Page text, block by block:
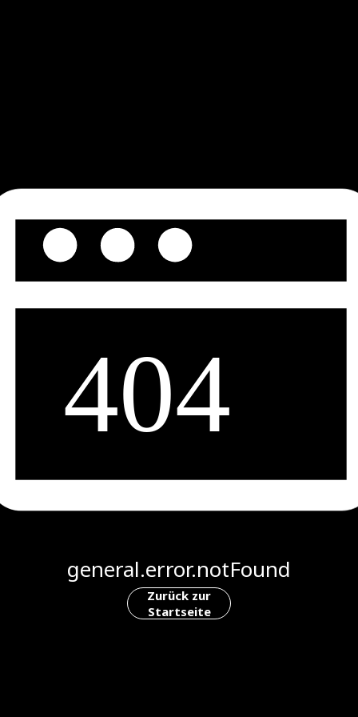
general.error.notFound
Zurück zur
Startseite